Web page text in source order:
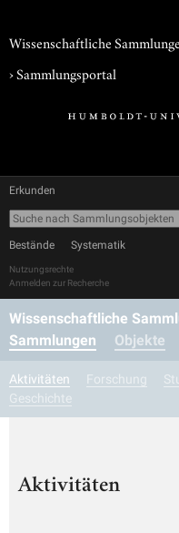
Wissenschaftliche
›Sammlungsportal
Erkunden
Bestände Systematik
Nutzungsrechte
Anmelden zur Recherche
Wissenschaftliche
Sammlungen
Objekte
Aktivitäten Forschung
Geschichte
Aktivitäten